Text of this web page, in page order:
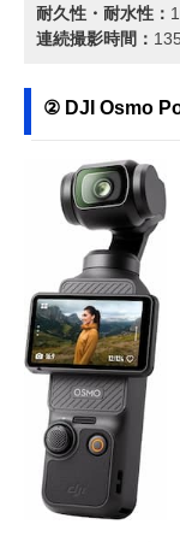
耐久性・耐水性：
連続撮影時間：
② DJI Osmo